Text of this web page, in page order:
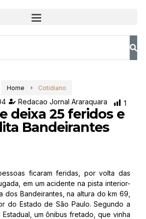
Home Cotidiano
Redacao Jornal Araraquara 1
deixa 25 feridos e
Bandeirantes
ficaram feridas, por volta das
em um acidente na pista interior-
dos Bandeirantes, na altura do km 69,
do Estado de São Paulo. Segundo a
Estadual, um ônibus fretado, que vinha